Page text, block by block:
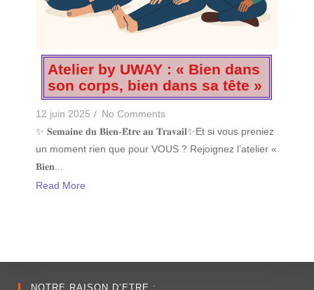
Atelier by UWAY : « Bien dans
son corps, bien dans sa tête »
12 juin 2025 / No Comments
✨ 𝐒𝐞𝐦𝐚𝐢𝐧𝐞 𝐝𝐮 𝐁𝐢𝐞𝐧-𝐄̂𝐭𝐫𝐞 𝐚𝐮 𝐓𝐫𝐚𝐯𝐚𝐢𝐥✨Et si vous preniez
un moment rien que pour VOUS ? Rejoignez l’atelier «
𝐁𝐢𝐞𝐧...
Read More
NOTRE RAISON D’ETRE :